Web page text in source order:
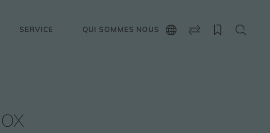
SERVICE QUI SOMMES NOUS